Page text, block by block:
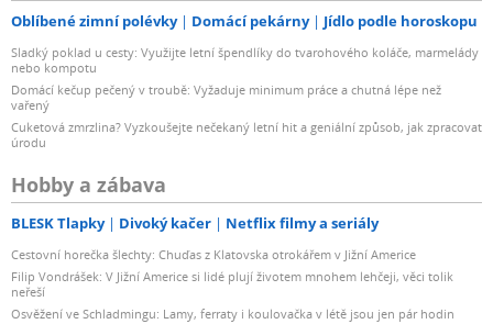
Oblíbené zimní polévky Domácí pekárny Jídlo podle horoskopu
Sladký poklad u cesty: Využijte letní špendlíky do tvarohového koláče, marmelády
nebo kompotu
Domácí kečup pečený v troubě: Vyžaduje minimum práce a chutná lépe než
vařený
Cuketová zmrzlina? Vyzkoušejte nečekaný letní hit a geniální způsob, jak zpracovat
úrodu
Hobby a zábava
BLESK Tlapky Divoký kačer Netflix filmy a seriály
Cestovní horečka šlechty: Chuďas z Klatovska otrokářem v Jižní Americe
Filip Vondrášek: V Jižní Americe si lidé plují životem mnohem lehčeji, věci tolik
neřeší
Osvěžení ve Schladmingu: Lamy, ferraty i koulovačka v létě jsou jen pár hodin